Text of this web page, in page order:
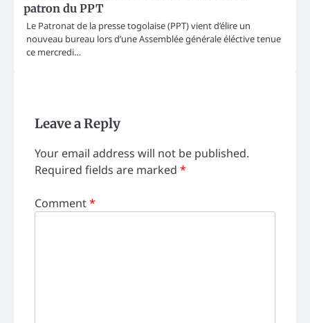
patron du PPT
Le Patronat de la presse togolaise (PPT) vient d’élire un
nouveau bureau lors d’une Assemblée générale éléctive tenue
ce mercredi…
Leave a Reply
Your email address will not be published.
Required fields are marked *
Comment*